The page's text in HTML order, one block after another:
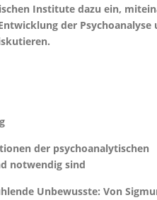
Institute dazu ein,
der Psychoanalyse
der psychoanalytischen
notwendig sind
Unbewusste: Von